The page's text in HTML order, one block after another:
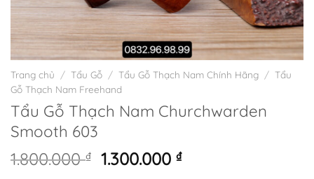
Trang chủ / Tẩu Gỗ / Tẩu Gỗ Thạch Nam Chính Hãng / Tẩu
Gỗ Thạch Nam Freehand
Tẩu Gỗ Thạch Nam Churchwarden
Smooth 603
1.800.000₫
Giá
1.300.000₫Giá